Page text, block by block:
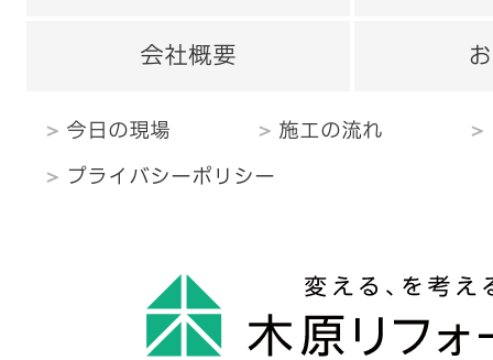
会社概要
今日の現場 施工の流れ
プライバシーポリシー